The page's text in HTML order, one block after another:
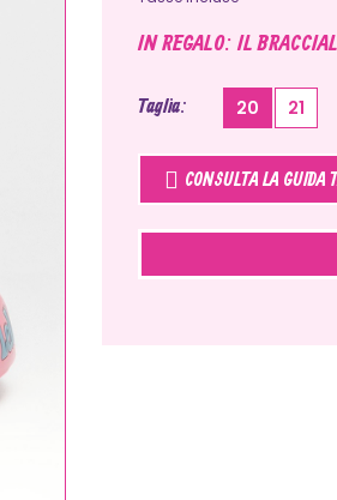
IN REGALO: IL
Taglia 20 21
CONSULTA LA GUIDA